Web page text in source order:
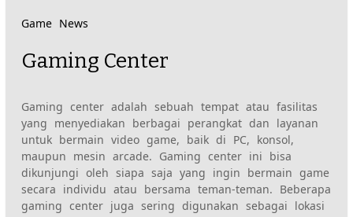
Game News
Gaming Center
Gaming center adalah sebuah tempat atau fasilitas
yang menyediakan berbagai perangkat dan layanan
untuk bermain video game, baik di PC, konsol,
maupun mesin arcade. Gaming center ini bisa
dikunjungi oleh siapa saja yang ingin bermain game
secara individu atau bersama teman-teman. Beberapa
gaming center juga sering digunakan sebagai lokasi